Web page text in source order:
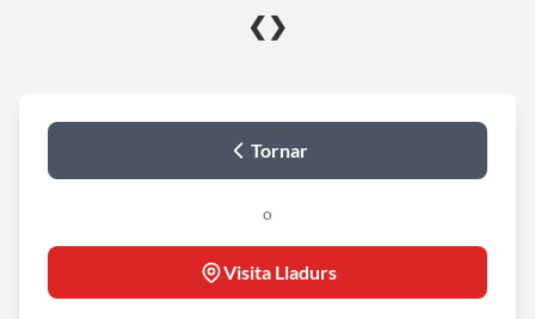
❮ ❯
Tornar
o
Visita Lladurs